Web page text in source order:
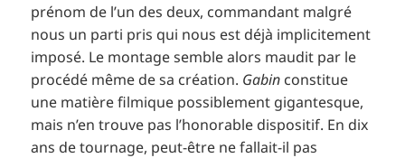
prénom de l’un des deux, commandant malgré
nous un parti pris qui nous est déjà implicitement
imposé. Le montage semble alors maudit par le
procédé même de sa création. Gabin constitue
une matière filmique possiblement gigantesque,
mais n’en trouve pas l’honorable dispositif. En dix
ans de tournage, peut-être ne fallait-il pas